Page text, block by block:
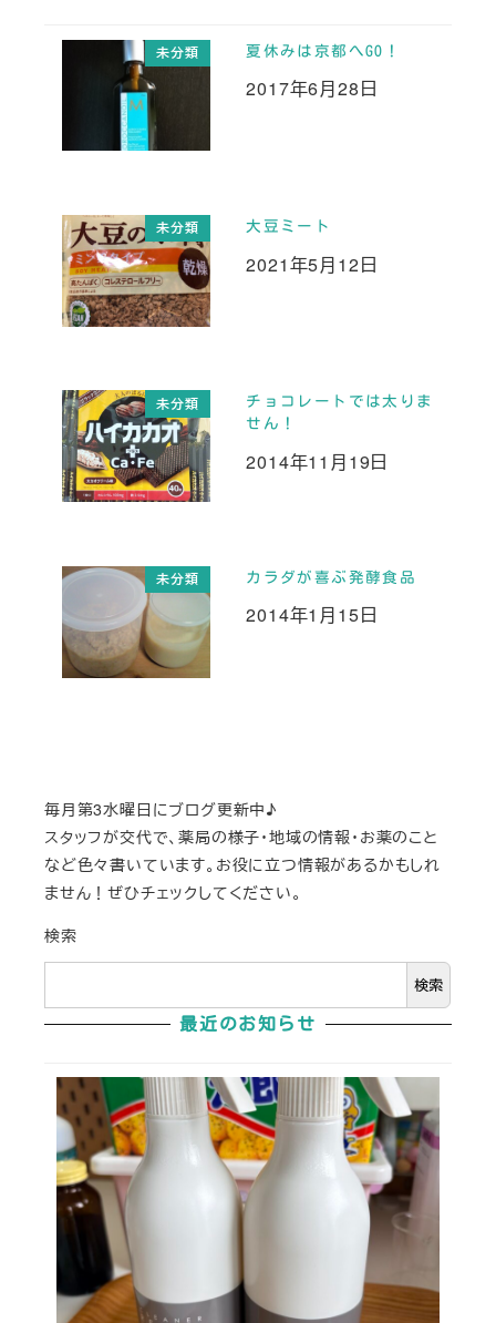
未分類 夏休みは京都へGO！
投稿日
2017年6月28日
未分類 大豆ミート
投稿日
2021年5月12日
未分類
チョコレートでは太りま
せん！
投稿日
2014年11月19日
未分類 カラダが喜ぶ発酵食品
投稿日
2014年1月15日
毎月第3水曜日にブログ更新中♪
スタッフが交代で、薬局の様子・地域の情報・お薬のこと
など色々書いています。お役に立つ情報があるかもしれ
ません！ぜひチェックしてください。
検索
検索
最近のお知らせ